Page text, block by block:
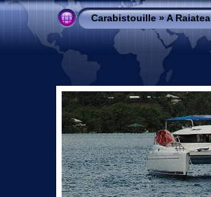
Carabistouille»A Raiatea